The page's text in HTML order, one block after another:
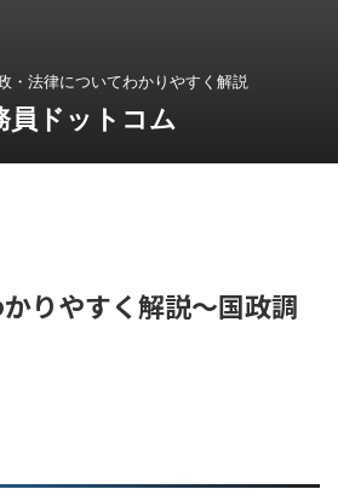
・法律についてわかりやすく解説
員ドットコム
りやすく解説〜国政調